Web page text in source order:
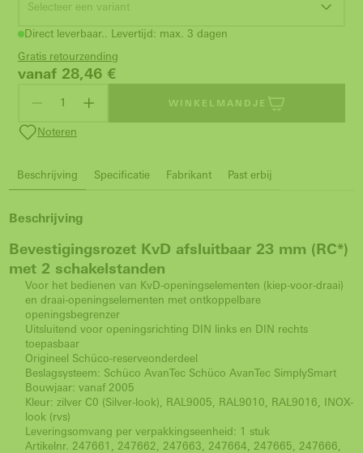
Selecteer een variant
Direct leverbaar.. Levertijd: max. 3 dagen
Gratis retourzending
vanaf 28,46 €
WINKELMANDJE
Noteren
Beschrijving Specificatie Fabrikant Past erbij
Beschrijving
Bevestigingsrozet KvD afsluitbaar 23 mm (RC*)
met 2 schakelstanden
Voor het bedienen van KvD-openingselementen (kiep-voor-draai)
en draai-openingselementen met ontkoppelbare
openingsbegrenzer
Uitsluitend voor openingsrichting DIN links en DIN rechts
toepasbaar
Origineel Schüco-reserveonderdeel
Beslagsysteem: Schüco AvanTec Schüco AvanTec SimplySmart
Bouwjaar: vanaf 2005
Kleur: zilver C0 (Silver-look), RAL9005, RAL9010, RAL9016, INOX-
look (rvs)
Leveringsomvang per verpakkingseenheid: 1 stuk
Artikelnr. 247661, 247662, 247663, 247664, 247665, 247666,